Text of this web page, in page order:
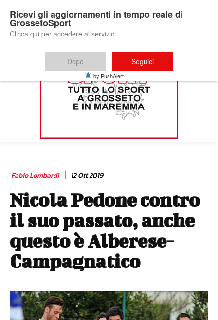
Fabio Lombardi 12 Ott 2019
Nicola Pedone contro
il suo passato, anche
questo è Alberese-
Campagnatico
Ricevi gli aggiornamenti in tempo reale di
GrossetoSport
Clicca qui per accedere al servizio
Dopo Seguici
by PushAlert